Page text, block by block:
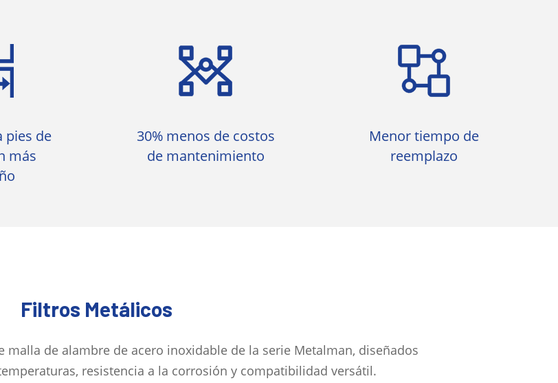
pies de
más
30% menos de costos
de mantenimiento
Menor tiempo de
reemplazo
Filtros Metálicos
de alambre de acero inoxidable de la serie Metalman, diseñados
resistencia a la corrosión y compatibilidad versátil.